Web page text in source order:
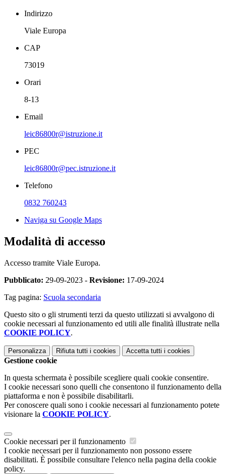
Indirizzo
Viale Europa
CAP
73019
Orari
8-13
Email
leic86800r@istruzione.it
PEC
leic86800r@pec.istruzione.it
Telefono
0832 760243
Naviga su Google Maps
Modalità di accesso
Accesso tramite Viale Europa.
Pubblicato: 29-09-2023 - Revisione: 17-09-2024
Tag pagina: Scuola secondaria
Questo sito o gli strumenti terzi da questo utilizzati si avvalgono di
cookie necessari al funzionamento ed utili alle finalità illustrate nella
COOKIE POLICY.
Personalizza Rifiuta tutti i cookies Accetta tutti i cookies
Gestione cookie
In questa schermata è possibile scegliere quali cookie consentire.
I cookie necessari sono quelli che consentono il funzionamento della
piattaforma e non è possibile disabilitarli.
Per conoscere quali sono i cookie necessari al funzionamento potete
visionare la COOKIE POLICY.
Cookie necessari per il funzionamento
I cookie necessari per il funzionamento non possono essere
disabilitati. È possibile consultare l'elenco nella pagina della cookie
policy.